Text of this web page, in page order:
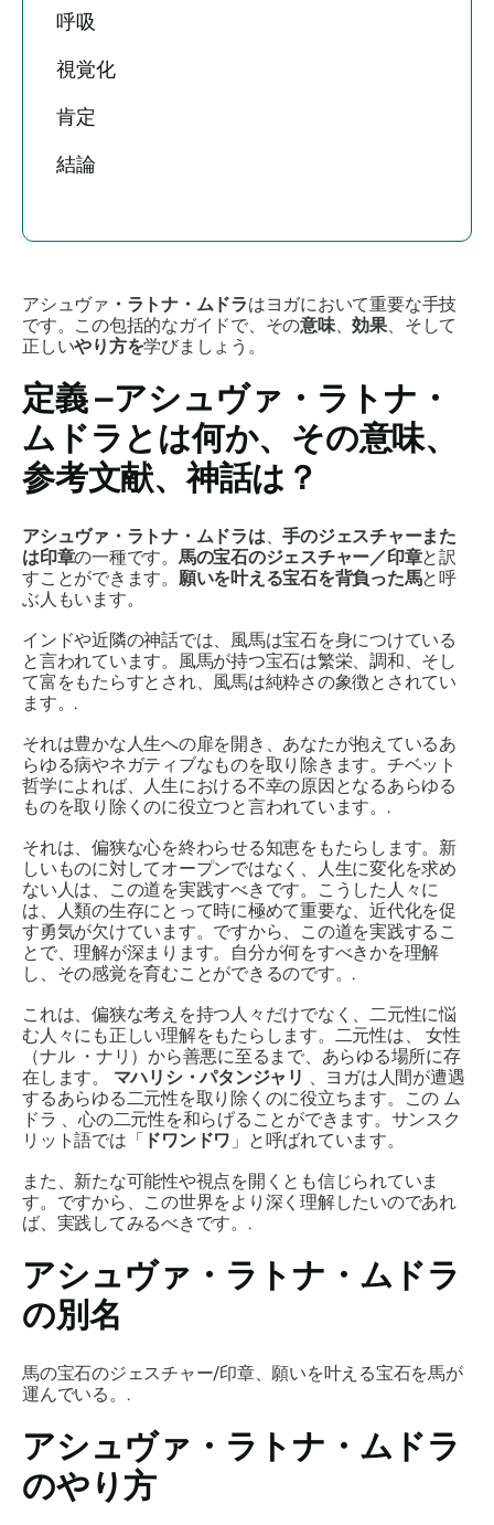
呼吸
視覚化
肯定
結論
アシュヴァ ・ラトナ・ムドラはヨガにおいて重要な手技
です。この包括的なガイドで、その意味、効果、そして
正しいやり方を学びましょう。
定義 –アシュヴァ・ラトナ・
ムドラ とは何か、その意味、
参考文献、神話は？
アシュヴァ・ラトナ・ムドラは、手のジェスチャーまた
は印章の一種です。 馬の宝石のジェスチャー／印章と訳
すことができます。 願いを叶える宝石を背負った馬と呼
ぶ人もいます。
インドや近隣の神話では、風馬は宝石を身につけている
と言われています。風馬が持つ宝石は繁栄、調和、そし
て富をもたらすとされ、風馬は純粋さの象徴とされてい
ます。.
それは豊かな人生への扉を開き、あなたが抱えているあ
らゆる病やネガティブなものを取り除きます。チベット
哲学によれば、人生における不幸の原因となるあらゆる
ものを取り除くのに役立つと言われています。.
それは、偏狭な心を終わらせる知恵をもたらします。新
しいものに対してオープンではなく、人生に変化を求め
ない人は、この道を実践すべきです。こうした人々に
は、人類の生存にとって時に極めて重要な、近代化を促
す勇気が欠けています。ですから、この道を実践するこ
とで、理解が深まります。自分が何をすべきかを理解
し、その感覚を育むことができるのです。.
これは、偏狭な考えを持つ人々だけでなく、二元性に悩
む人々にも正しい理解をもたらします。二元性は、女性
（ナル・ナリ）から善悪に至るまで、あらゆる場所に存
在します。 マハリシ・パタンジャリ 、ヨガは人間が遭遇
するあらゆる二元性を取り除くのに役立ちます。この ム
ドラ 、心の二元性を和らげることができます。サンスク
リット語では「 ドワンドワ 」と呼ばれています。
また、新たな可能性や視点を開くとも信じられていま
す。ですから、この世界をより深く理解したいのであれ
ば、実践してみるべきです。.
アシュヴァ・ラトナ・ムドラ
の別名
馬の宝石のジェスチャー/印章、願いを叶える宝石を馬が
運んでいる。.
アシュヴァ・ラトナ・ムドラ
のやり方